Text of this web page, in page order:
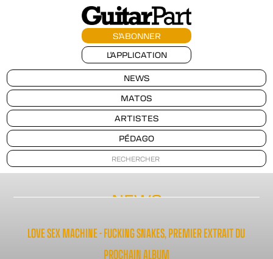
S'ABONNER
L'APPLICATION
NEWS
MATOS
ARTISTES
PÉDAGO
NEWS
LOVE SEX MACHINE - FUCKING SNAKES, PREMIER EXTRAIT DU
PROCHAIN ALBUM